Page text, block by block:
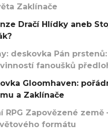
Zaklínače
Dračí Hlídky aneb
deskovka Pán
fanoušků
Gloomhaven:
a Zaklínače
RPG Zapovězené
formátu